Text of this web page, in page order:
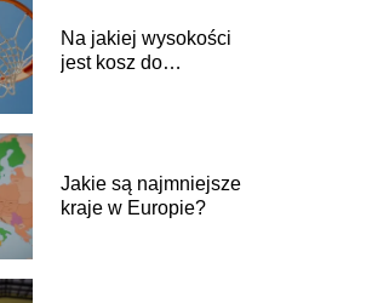
Na jakiej wysokości
jest kosz do
Jakie są najmniejsze
kraje w Europie?